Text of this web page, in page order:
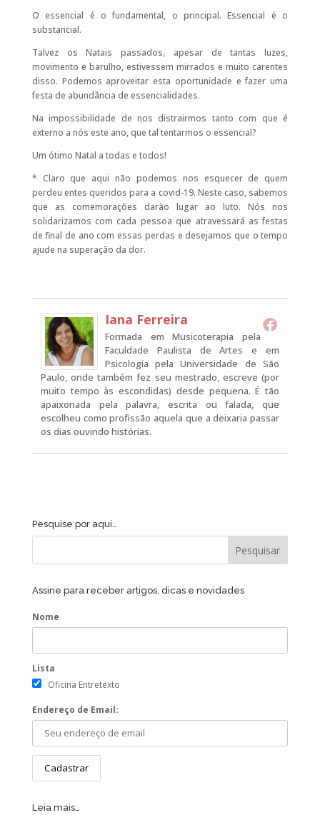
O essencial é o fundamental, o principal. Essencial é o
substancial.
Talvez os Natais passados, apesar de tantas luzes,
movimento e barulho, estivessem mirrados e muito carentes
disso. Podemos aproveitar esta oportunidade e fazer uma
festa de abundância de essencialidades.
Na impossibilidade de nos distrairmos tanto com que é
externo a nós este ano, que tal tentarmos o essencial?
Um ótimo Natal a todas e todos!
* Claro que aqui não podemos nos esquecer de quem
perdeu entes queridos para a covid-19. Neste caso, sabemos
que as comemorações darão lugar ao luto. Nós nos
solidarizamos com cada pessoa que atravessará as festas
de final de ano com essas perdas e desejamos que o tempo
ajude na superação da dor.
Iana Ferreira
Formada em Musicoterapia pela
Faculdade Paulista de Artes e em
Psicologia pela Universidade de São
Paulo, onde também fez seu mestrado, escreve (por
muito tempo às escondidas) desde pequena. É tão
apaixonada pela palavra, escrita ou falada, que
escolheu como profissão aquela que a deixaria passar
os dias ouvindo histórias.
Pesquise por aqui…
Assine para receber artigos, dicas e novidades
Nome
Lista
Oficina Entretexto
Endereço de Email:
Leia mais…